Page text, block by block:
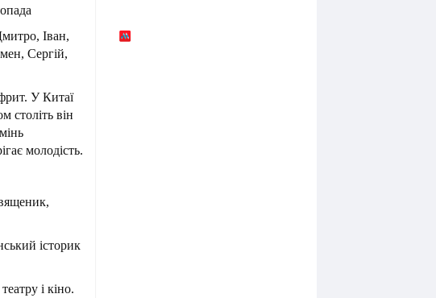
Іван,
Сергій,
У Китаї
століть він
молодість.
історик
і кіно.